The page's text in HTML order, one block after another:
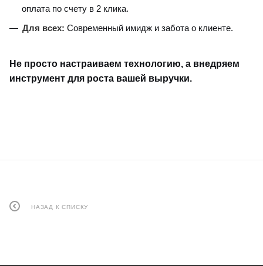
оплата по счету в 2 клика.
Для всех: Современный имидж и забота о клиенте.
Не просто настраиваем технологию, а внедряем
инструмент для роста вашей выручки.
НАЗАД К СПИСКУ